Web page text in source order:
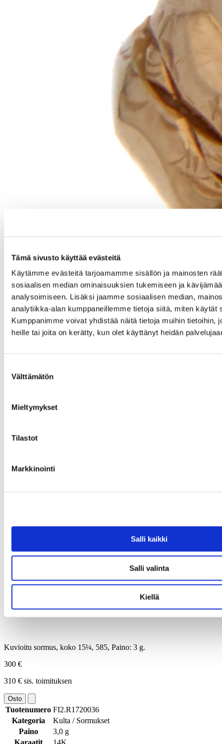
Tämä sivusto käyttää evästeitä
Käytämme evästeitä tarjoamamme sisällön ja mainosten
sosiaalisen median ominaisuuksien tukemiseen ja
analysoimiseen. Lisäksi jaamme sosiaalisen median,
analytiikka-alan kumppaneillemme tietoja siitä, miten käytät
Kumppanimme voivat yhdistää näitä tietoja muihin tietoihin,
heille tai joita on kerätty, kun olet käyttänyt heidän
valinta
Välttämätön
Mieltymykset
Tilastot
Markkinointi
Salli kaikki
Salli valinta
Kiellä
Kuvioitu sormus, koko 15¼, 585, Paino: 3 g.
300 €
310 € sis. toimituksen
Osto
Tuotenumero FI2.R1720036
Kategoria
Kulta / Sormukset
Paino
3,0 g
Karaatit
14K